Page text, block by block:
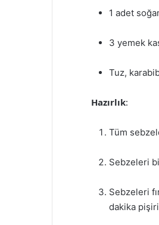
1 adet
3 yemek
Tuz,
Hazırlık:
Tüm
Sebzeleri
Sebzeleri
dakika